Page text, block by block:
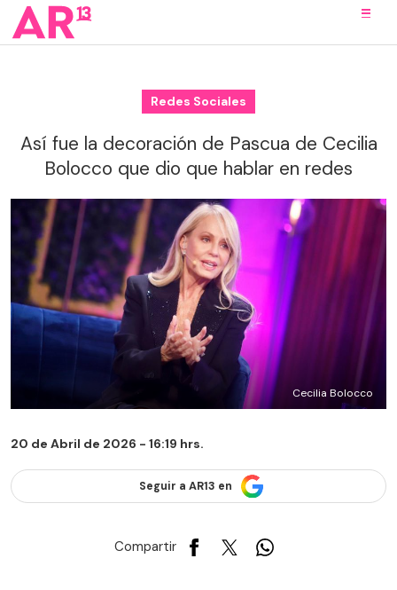
Redes Sociales
Así fue la decoración de Pascua de Cecilia
Bolocco que dio que hablar en redes
Cecilia Bolocco
20 de Abril de 2026 - 16:19 hrs.
Seguir a AR13 en
Compartir